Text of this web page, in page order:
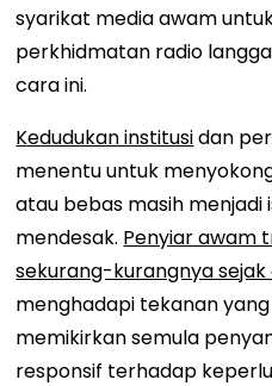
syarikat media awam
perkhidmatan radio
cara ini.
Kedudukan institusidan
menentu untuk
atau bebas masih menjadi
mendesak. Penyiar awam
sekurang-kurangnya
menghadapi tekanan
memikirkan semula
responsif terhadap